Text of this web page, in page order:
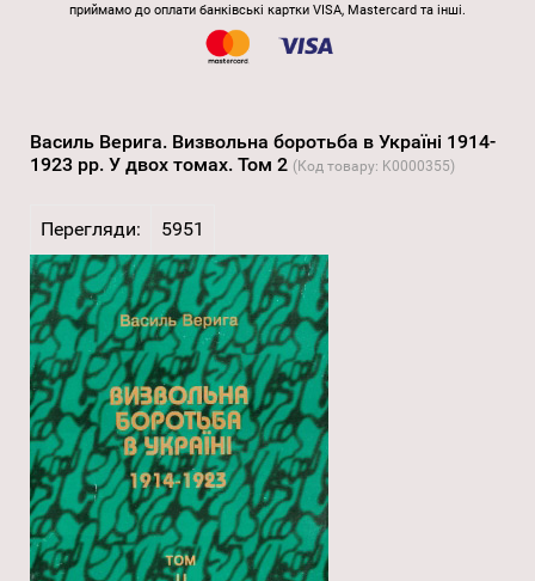
приймамо до оплати банківські картки VISA, Mastercard та інші.
Василь Верига. Визвольна боротьба в Україні 1914-
1923 рр. У двох томах. Том 2 (Код товару: K0000355)
Перегляди: 5951